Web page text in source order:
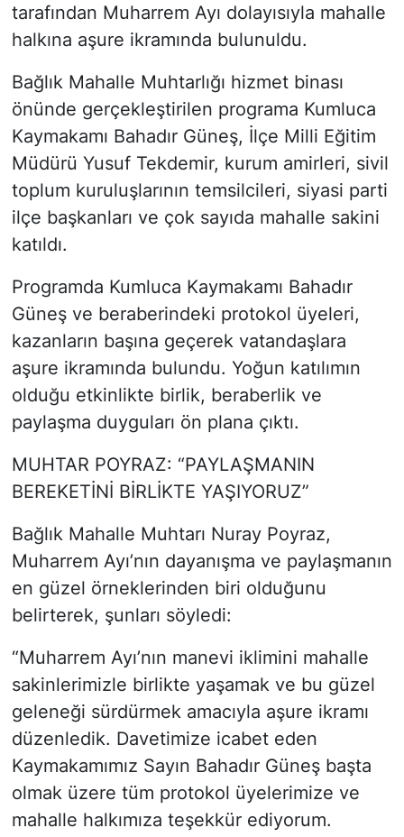
tarafından Muharrem Ayı dolayısıyla mahalle
halkına aşure ikramında bulunuldu.
Bağlık Mahalle Muhtarlığı hizmet binası
önünde gerçekleştirilen programa Kumluca
Kaymakamı Bahadır Güneş, İlçe Milli Eğitim
Müdürü Yusuf Tekdemir, kurum amirleri, sivil
toplum kuruluşlarının temsilcileri, siyasi parti
ilçe başkanları ve çok sayıda mahalle sakini
katıldı.
Programda Kumluca Kaymakamı Bahadır
Güneş ve beraberindeki protokol üyeleri,
kazanların başına geçerek vatandaşlara
aşure ikramında bulundu. Yoğun katılımın
olduğu etkinlikte birlik, beraberlik ve
paylaşma duyguları ön plana çıktı.
MUHTAR POYRAZ: “PAYLAŞMANIN
BEREKETİNİ BİRLİKTE YAŞIYORUZ”
Bağlık Mahalle Muhtarı Nuray Poyraz,
Muharrem Ayı’nın dayanışma ve paylaşmanın
en güzel örneklerinden biri olduğunu
belirterek, şunları söyledi:
“Muharrem Ayı’nın manevi iklimini mahalle
sakinlerimizle birlikte yaşamak ve bu güzel
geleneği sürdürmek amacıyla aşure ikramı
düzenledik. Davetimize icabet eden
Kaymakamımız Sayın Bahadır Güneş başta
olmak üzere tüm protokol üyelerimize ve
mahalle halkımıza teşekkür ediyorum.